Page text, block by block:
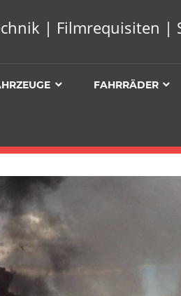
| Filmrequisiten |
FAHRRÄDER